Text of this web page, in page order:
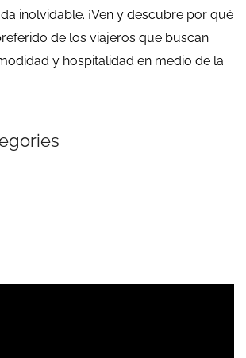
inolvidable. ¡Ven y descubre por qué
de los viajeros que buscan
y hospitalidad en medio de la